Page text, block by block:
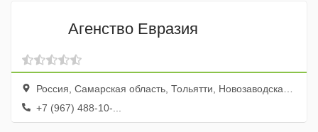
Агенство Евразия
Россия, Самарская область, Тольятти, Новозаводская улица, 37, оф. 1, эт. 1
+7 (967) 488-10-...